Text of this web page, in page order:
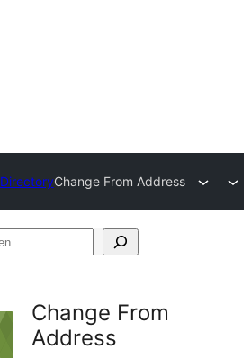
Change From Address
Change From
Address